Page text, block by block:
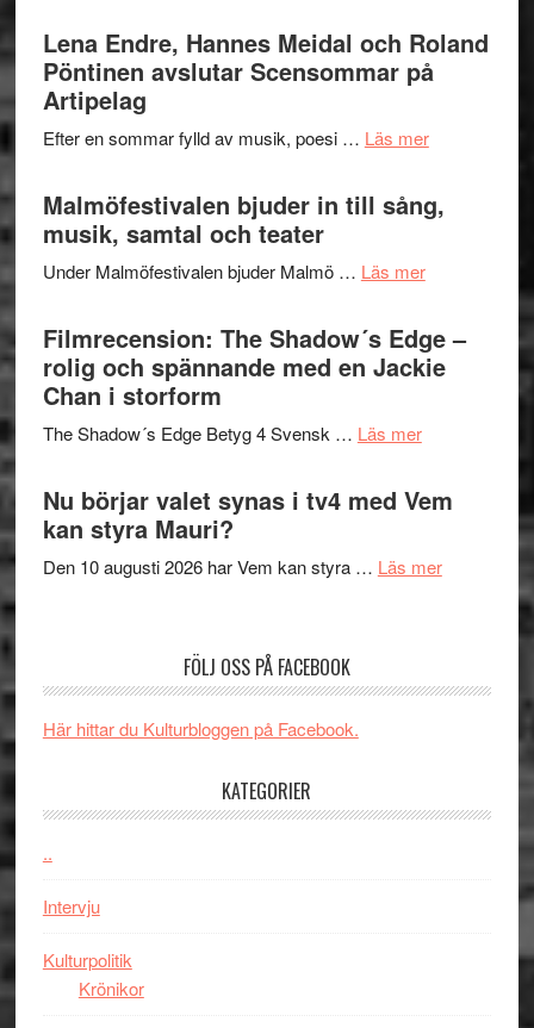
Delvis
bortom
terräng
–
Lena Endre, Hannes Meidal och Roland
Pöntinen avslutar Scensommar på
Artipelag
Efter en sommar fylld av musik, poesi … Läs merom
Hannes
Pöntinen
avslutar
Scensommar
Malmöfestivalen bjuder in till sång,
musik, samtal och teater
Under Malmöfestivalen bjuder Malmö … Läs merom
in
till
och
Filmrecension: The Shadow´s Edge –
rolig och spännande med en Jackie
Chan i storform
The Shadow´s Edge Betyg 4 Svensk … Läs merom
Filmrecension:
Shadow
Edge
spännande
Nu börjar valet synas i tv4 med Vem
kan styra Mauri?
Den 10 augusti 2026 har Vem kan styra … Läs merom
kan
FÖLJ OSS PÅ FACEBOOK
Här hittar du Kulturbloggen på Facebook.
KATEGORIER
..
Intervju
Kulturpolitik
Krönikor